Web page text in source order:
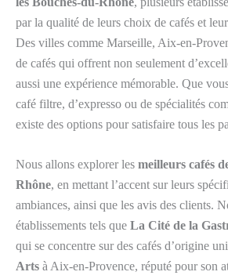
par la qualité de leurs choix de cafés et
Des villes comme Marseille, Aix-en-
de cafés qui offrent non seulement
aussi une expérience mémorable. Que
café filtre, d’expresso ou de spécialités
existe des options pour satisfaire tous les
Nous allons explorer les meilleurs cafés
Rhône, en mettant l’accent sur leurs
ambiances, ainsi que les avis des clients.
établissements tels que La Cité de la
qui se concentre sur des cafés d’origine
Arts à Aix-en-Provence, réputé pour son